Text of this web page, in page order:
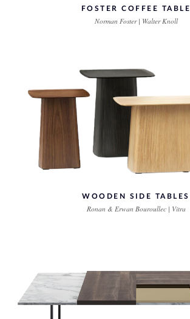
FOSTER COFFEE TABLE
Norman Foster | Walter Knoll
WOODEN SIDE TABLES
Ronan & Erwan Bouroullec | Vitra